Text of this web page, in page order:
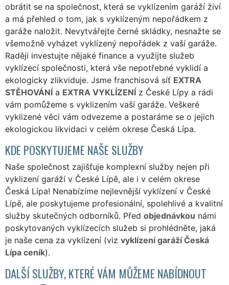
obrátit se na společnost, která se vyklízením garáží živí
a má přehled o tom, jak s vyklízeným nepořádkem z
garáže naložit. Nevytvářejte černé skládky, nesnažte se
všemožně vyházet vyklízený nepořádek z vaší garáže.
Raději investujte nějaké finance a využijte služeb
vyklízecí společnosti, která vše nepotřebné vyklidí a
ekologicky zlikviduje. Jsme franchisová síť EXTRA
STĚHOVÁNÍ a EXTRA VYKLÍZENÍ z České Lípy a rádi
vám pomůžeme s vyklizením vaší garáže. Veškeré
vyklizené věci vám odvezeme a postaráme se o jejich
ekologickou likvidaci v celém okrese Česká Lípa.
KDE POSKYTUJEME NAŠE SLUŽBY
Naše společnost zajišťuje komplexní služby nejen při
vyklizení garáží v České Lípě, ale i v celém okrese
Česká Lípa! Nenabízíme nejlevnější vyklízení v České
Lípě, ale poskytujeme profesionální, spolehlivé a kvalitní
služby skutečných odborníků. Před objednávkou námi
poskytovaných vyklízecích služeb si prohlédněte, jaká
je naše cena za vyklízení (viz vyklízení garáží Česká
Lípa ceník).
DALŠÍ SLUŽBY, KTERÉ VÁM MŮŽEME NABÍDNOUT